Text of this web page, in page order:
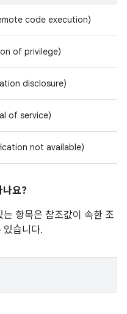
code execution)
of privilege)
disclosure)
of service)
not available)
나요?
항목은 참조값이 속한 조
있습니다.